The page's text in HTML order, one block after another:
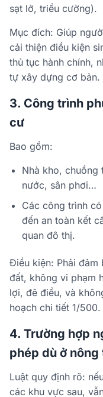
sạt lở, triều cường).
Mục đích: Giúp
cải thiện điều kiện
thủ tục hành chính,
tự xây dựng cơ bản.
3. Công trình
cư
Bao gồm:
Nhà kho, chuồng
nước, sân phơi…
Các công trình
đến an toàn kết
quan đô thị.
Điều kiện: Phải đảm
đất, không vi phạm
lợi, đê điều, và
hoạch chi tiết 1/500.
4. Trường hợp
phép dù ở nông
Luật quy định rõ:
các khu vực sau,